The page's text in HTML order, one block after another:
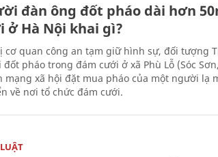
đàn ông đốt pháo dài hơn
ở Hà Nội khai gì?
cơ quan công an tạm giữ hình sự, đối tượng
đốt pháo trong đám cưới ở xã Phù Lỗ (Sóc
mạng xã hội đặt mua pháo của một người lạ
về nơi tổ chức đám cưới.